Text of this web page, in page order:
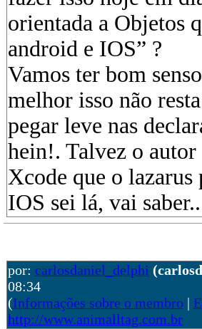
orientada a Objetos
android e IOS” ?
Vamos ter bom
melhor isso não
pegar leve nas
hein!. Talvez o autor
Xcode que o lazarus
IOS sei lá, vai
por: carlosdaniel_delphi
08:34
(Informações sobre o membro|
http://www.animalltag.com.br